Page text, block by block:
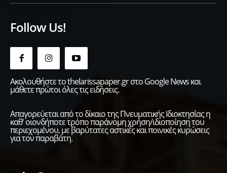
Follow Us!
Ακολουθήστε το thelarissapaper.gr στο Google News και
μάθετε πρώτοι όλες τις ειδήσεις.
Απαγορεύεται από το δίκαιο της Πνευματικής Ιδιοκτησίας η
καθ' οιονδήποτε τρόπο παράνομη χρήση/ιδιοποίηση του
περιεχομένου, με βαρύτατες αστικές και ποινικές κυρώσεις
για τον παραβάτη.